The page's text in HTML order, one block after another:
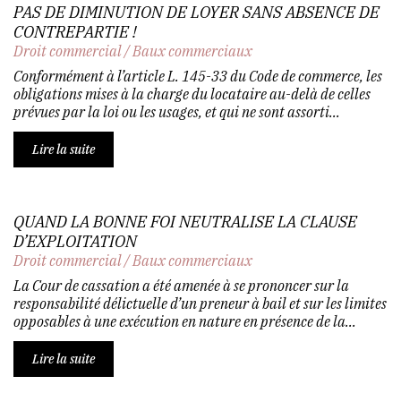
PAS DE DIMINUTION DE LOYER SANS ABSENCE DE
CONTREPARTIE !
Droit commercial/Baux commerciaux
Conformément à l’article L. 145-33 du Code de commerce, les
obligations mises à la charge du locataire au-delà de celles
prévues par la loi ou les usages, et qui ne sont assorti...
Lire la suite
QUAND LA BONNE FOI NEUTRALISE LA CLAUSE
D’EXPLOITATION
Droit commercial/Baux commerciaux
La Cour de cassation a été amenée à se prononcer sur la
responsabilité délictuelle d’un preneur à bail et sur les limites
opposables à une exécution en nature en présence de la...
Lire la suite